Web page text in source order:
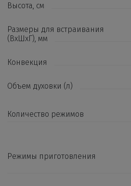
Высота, см
Размеры для встраивания
(ВхШхГ), мм
Конвекция
Объем духовки (л)
Количество режимов
Режимы приготовления